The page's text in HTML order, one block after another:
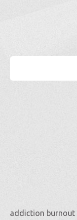
addiction burnout